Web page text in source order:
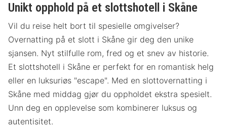
Unikt opphold på et slottshotell i Skåne
Vil du reise helt bort til spesielle omgivelser?
Overnatting på et slott i Skåne gir deg den unike
sjansen. Nyt stilfulle rom, fred og et snev av historie.
Et slottshotell i Skåne er perfekt for en romantisk helg
eller en luksuriøs "escape". Med en slottovernatting i
Skåne med middag gjør du oppholdet ekstra spesielt.
Unn deg en opplevelse som kombinerer luksus og
autentisitet.